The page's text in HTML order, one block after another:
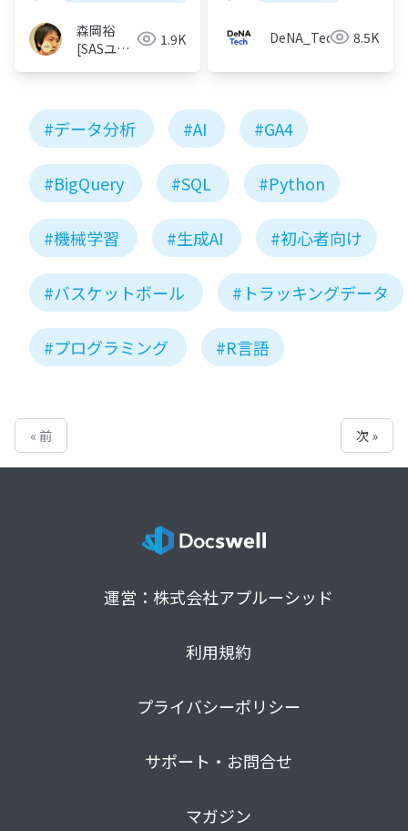
森岡裕
[SASユー
1.9K DeNA_Tech 8.5K
#データ分析 #AI #GA4
#BigQuery #SQL #Python
#機械学習 #生成AI #初心者向け
#バスケットボール #トラッキングデータ
#プログラミング #R言語
« 前 次 »
運営：株式会社アプルーシッド
利用規約
プライバシーポリシー
サポート・お問合せ
マガジン